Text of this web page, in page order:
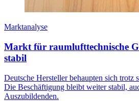
Marktanalyse
Markt für raumlufttechnische
stabil
Deutsche Hersteller behaupten sich trotz
Die Beschäftigung bleibt weiter stabil,
Auszubildenden.